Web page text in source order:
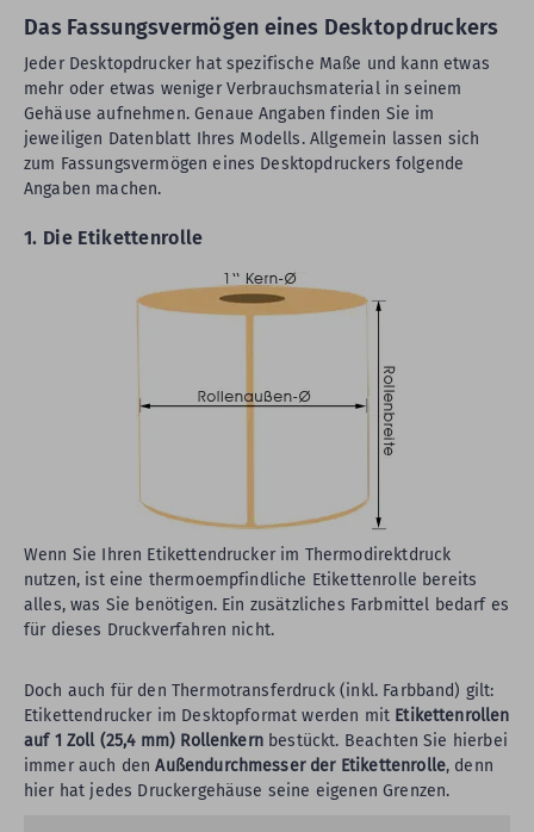
Das Fassungsvermögen eines Desktopdruckers
Jeder Desktopdrucker hat spezifische Maße und kann etwas
mehr oder etwas weniger Verbrauchsmaterial in seinem
Gehäuse aufnehmen. Genaue Angaben finden Sie im
jeweiligen Datenblatt Ihres Modells. Allgemein lassen sich
zum Fassungsvermögen eines Desktopdruckers folgende
Angaben machen.
1. Die Etikettenrolle
Wenn Sie Ihren Etikettendrucker im Thermodirektdruck
nutzen, ist eine thermoempfindliche Etikettenrolle bereits
alles, was Sie benötigen. Ein zusätzliches Farbmittel bedarf es
für dieses Druckverfahren nicht.
Doch auch für den Thermotransferdruck (inkl. Farbband) gilt:
Etikettendrucker im Desktopformat werden mit Etikettenrollen
auf 1 Zoll (25,4 mm) Rollenkernbestückt. Beachten Sie hierbei
immer auch denAußendurchmesser der Etikettenrolle, denn
hier hat jedes Druckergehäuse seine eigenen Grenzen.